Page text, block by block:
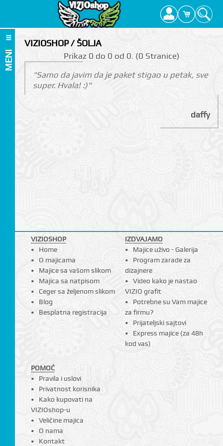
MENI
VIZIOSHOP / ŠOLJA
Prikаz 0 do 0 оd 0. (0 Strаnicе)
"Samo da javim da je paket stigao u petak, sve
super. Hvala! :)"
daffy
VIZIOSHOP
Home
O majicama
Majice sa vašom slikom
Majica sa natpisom
Ceger sa željenom slikom
Blog
Besplatna registracija
IZDVAJAMO
Majice uživo - Galerija
Program zarade za
dizajnere
Video kako je nastao
VIZIO grafit
Potrebne su Vam majice
za firmu?
Prijateljski sajtovi
Express majice (za 48h
kod vas)
POMOĆ
Pravila i uslovi
Privatnost korisnika
Kako kupovati na
VIZIOshop-u
Veličine majica
O nama
Kontakt